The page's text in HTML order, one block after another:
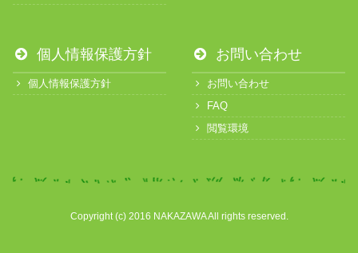
個人情報保護方針
個人情報保護方針
お問い合わせ
お問い合わせ
FAQ
閲覧環境
Copyright (c) 2016 NAKAZAWA All rights reserved.